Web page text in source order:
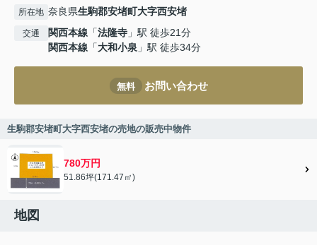
所在地 奈良県生駒郡安堵町大字西安堵
交通 関西本線 「法隆寺 」駅 徒歩21分
関西本線 「大和小泉 」駅 徒歩34分
無料 お問い合わせ
生駒郡安堵町大字西安堵の売地の販売中物件
780万円
51.86坪(171.47㎡)
地図